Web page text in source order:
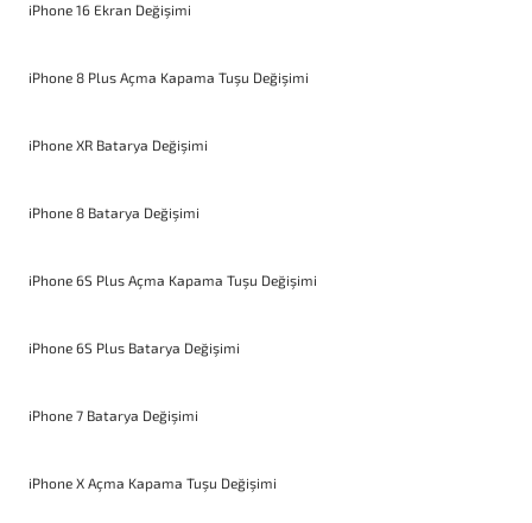
iPhone 16 Ekran Değişimi
iPhone 8 Plus Açma Kapama Tuşu Değişimi
iPhone XR Batarya Değişimi
iPhone 8 Batarya Değişimi
iPhone 6S Plus Açma Kapama Tuşu Değişimi
iPhone 6S Plus Batarya Değişimi
iPhone 7 Batarya Değişimi
iPhone X Açma Kapama Tuşu Değişimi